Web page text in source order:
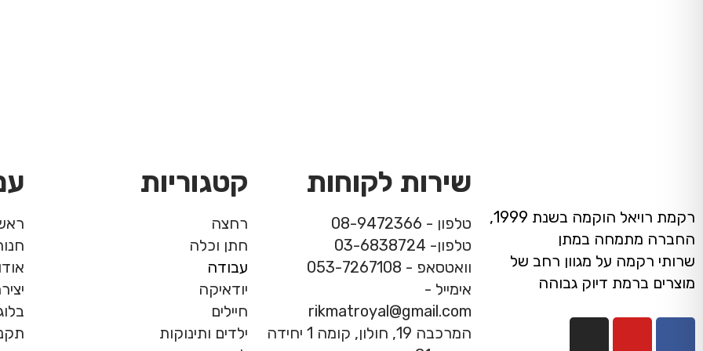
רקמת רויאל הוקמה בשנת 1999,
החברה מתמחה במתן
שרותי רקמה על מגוון רחב של
מוצרים ברמת דיוק גבוהה
שירות לקוחות
טלפון - 08-9472366
טלפון- 03-6838724
וואטסאפ - 053-7267108
אימייל -
rikmatroyal@gmail.com
המרכבה 19, חולון, קומה 1 יחידה
קטגוריות
רחצה
חתן וכלה
עבודה
יודאיקה
חיילים
ילדים ותינוקות